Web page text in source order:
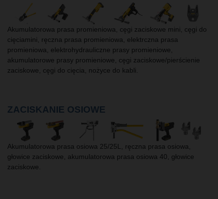
Akumulatorowa prasa promieniowa, cęgi zaciskowe mini, cęgi do
cięciamini, ręczna prasa promieniowa, elektrczna prasa
promieniowa, elektrohydrauliczne prasy promieniowe,
akumulatorowe prasy promieniowe, cęgi zaciskowe/pierścienie
zaciskowe, cęgi do cięcia, nożyce do kabli.
ZACISKANIE OSIOWE
Akumulatorowa prasa osiowa 25/25L, ręczna prasa osiowa,
głowice zaciskowe, akumulatorowa prasa osiowa 40, głowice
zaciskowe.